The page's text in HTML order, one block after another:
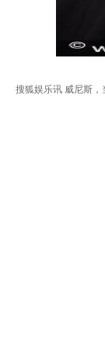
搜狐娱乐讯 威尼斯